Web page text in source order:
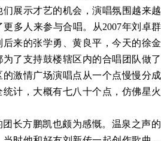
展示才艺的机会，演唱氛围越来越
多人来参与合唱。从2007年刘卓群
来的张学勇、黄良平，今天的徐金
了支持鼓楼辖区内的合唱团队做了
激情广场演唱点从一个点慢慢分成
统计，大概有七八十个点，仿佛星火
长方鹏凯也颇为感慨。温泉之声的